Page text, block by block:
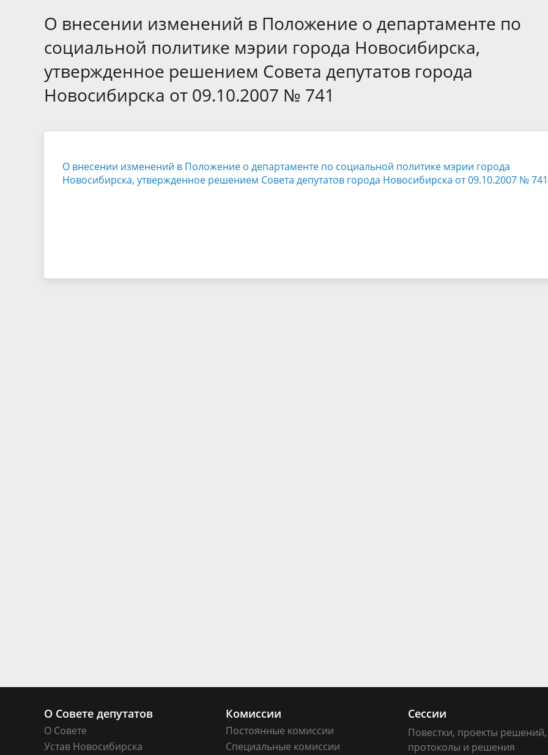
Отчет о работе
Информация о проверках Контакты
депутатов предыдущих созывов
Порядок обжалования
правовых документов и иных
решений
Комиссия по вопросам
муниципальной службы
Обратная связь для сообщений о
фактах коррупции
Сведения об использовании
выделяемых бюджетных
О внесении изменений в Положение о департаменте по
социальной политике мэрии города Новосибирска,
утвержденное решением Совета депутатов города
Новосибирска от 09.10.2007 № 741
О внесении изменений в Положение о департаменте по социальной политике мэрии города
Новосибирска, утвержденное решением Совета депутатов города Новосибирска от 09.10.2007 № 741
О Совете депутатов
О Совете
Устав Новосибирска
Комиссии
Постоянные комиссии
Специальные комиссии
Сессии
Повестки, проекты решений,
протоколы и решения